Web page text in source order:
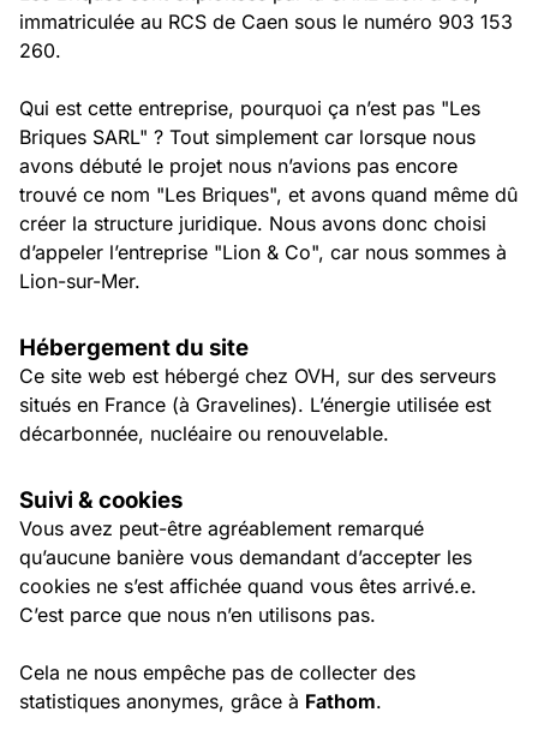
immatriculée au RCS de Caen sous le numéro 903 153
260.
Qui est cette entreprise, pourquoi ça n’est pas "Les
Briques SARL" ? Tout simplement car lorsque nous
avons débuté le projet nous n’avions pas encore
trouvé ce nom "Les Briques", et avons quand même dû
créer la structure juridique. Nous avons donc choisi
d’appeler l’entreprise "Lion & Co", car nous sommes à
Lion-sur-Mer.
Hébergement du site
Ce site web est hébergé chez OVH, sur des serveurs
situés en France (à Gravelines). L’énergie utilisée est
décarbonnée, nucléaire ou renouvelable.
Suivi & cookies
Vous avez peut-être agréablement remarqué
qu’aucune banière vous demandant d’accepter les
cookies ne s’est affichée quand vous êtes arrivé.e.
C’est parce que nous n’en utilisons pas.
Cela ne nous empêche pas de collecter des
statistiques anonymes, grâce à Fathom.